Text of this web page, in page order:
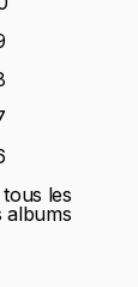
les
albums